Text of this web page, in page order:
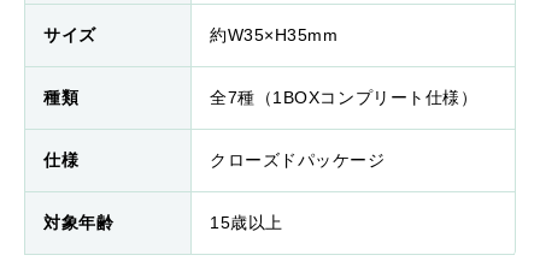
サイズ 約W35×H35mm
種類 全7種（1BOXコンプリート仕様）
仕様 クローズドパッケージ
対象年齢 15歳以上